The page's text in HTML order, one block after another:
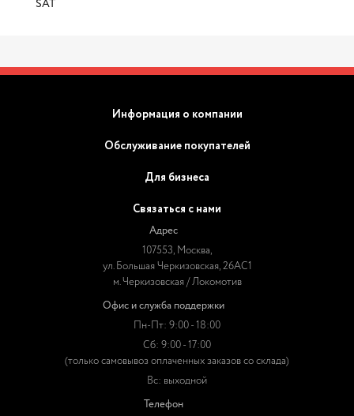
SAT
Информация о компании
Обслуживание покупателей
Для бизнеса
Связаться с нами
Адрес
107553, Москва,
ул. Большая Черкизовская, 26АС1
м. Черкизовская / Локомотив
Офис и служба поддержки
Пн-Пт: 9:00 - 18:00
Сб: 9:00 - 17:00
(только самовывоз оплаченных заказов со склада)
Вс: выходной
Телефон